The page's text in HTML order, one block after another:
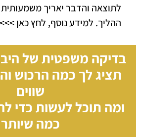
לתוצאה והדבר יאריך
ההליך. למידע נוסף, לחץ כאן >>>
בדיקה משפטית של
תציג לך כמה הרכוש
שווים
ומה תוכל לעשות כדי
כמה שיותר